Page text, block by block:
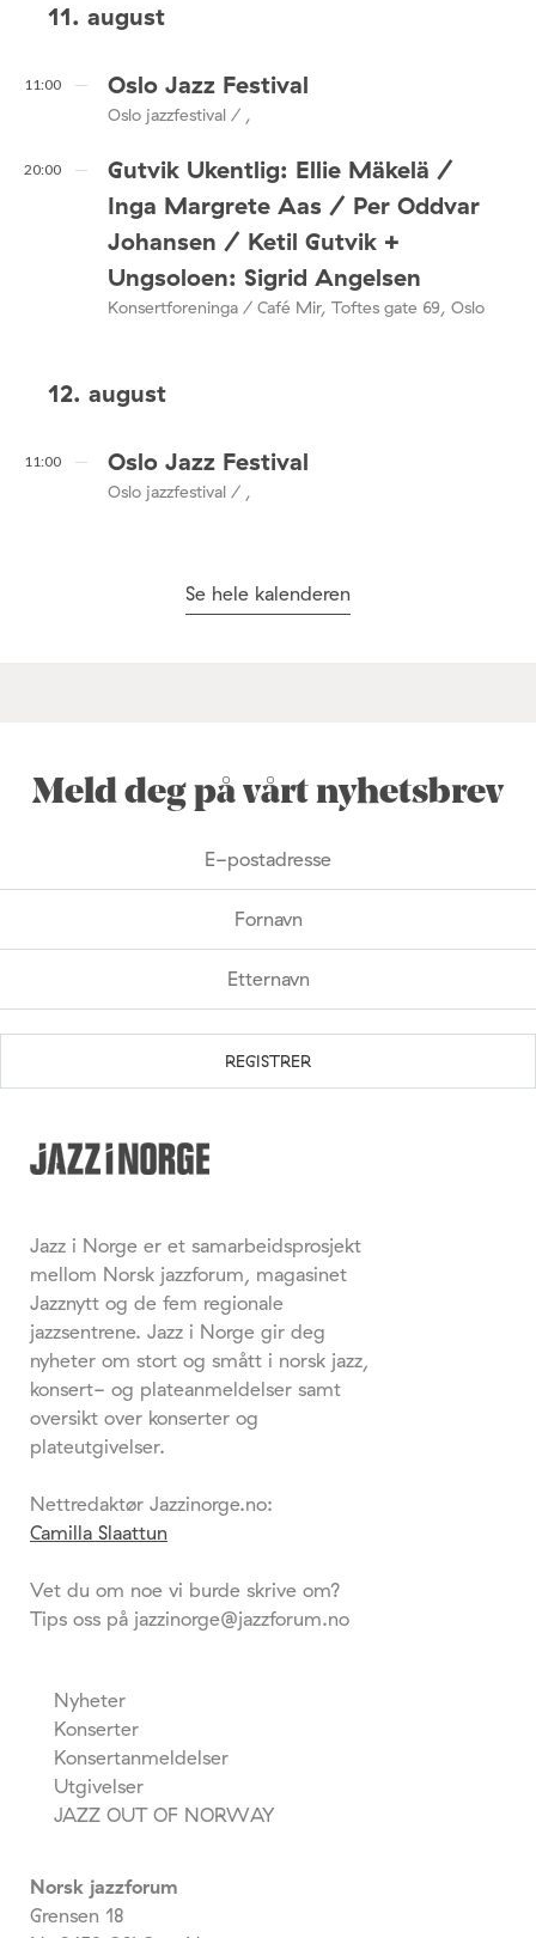
11. august
11:00 Oslo Jazz Festival
Oslo jazzfestival / ,
20:00
Gutvik Ukentlig: Ellie Mäkelä /
Inga Margrete Aas / Per Oddvar
Johansen / Ketil Gutvik +
Ungsoloen: Sigrid Angelsen
Konsertforeninga / Café Mir, Toftes gate 69, Oslo
12. august
11:00 Oslo Jazz Festival
Oslo jazzfestival / ,
Se hele kalenderen
Meld deg på vårt nyhetsbrev
Jazz i Norge er et samarbeidsprosjekt
mellom Norsk jazzforum, magasinet
Jazznytt og de fem regionale
jazzsentrene. Jazz i Norge gir deg
nyheter om stort og smått i norsk jazz,
konsert- og plateanmeldelser samt
oversikt over konserter og
plateutgivelser.
Nettredaktør Jazzinorge.no:
Camilla Slaattun
Vet du om noe vi burde skrive om?
Tips oss på jazzinorge@jazzforum.no
Nyheter
Konserter
Konsertanmeldelser
Utgivelser
JAZZ OUT OF NORWAY
Norsk jazzforum
Grensen 18